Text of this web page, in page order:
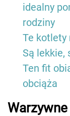
idealny
rodziny
Te kotlety
Są lekkie,
Ten fit
obciąża
Warzywne